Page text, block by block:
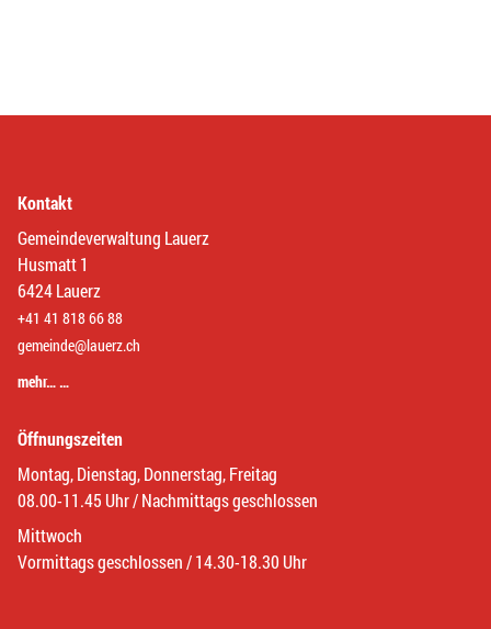
Kontakt
Gemeindeverwaltung Lauerz
Husmatt 1
6424 Lauerz
+41 41 818 66 88
gemeinde@lauerz.ch
mehr… …
Öffnungszeiten
Montag, Dienstag, Donnerstag, Freitag
08.00-11.45 Uhr / Nachmittags geschlossen
Mittwoch
Vormittags geschlossen / 14.30-18.30 Uhr